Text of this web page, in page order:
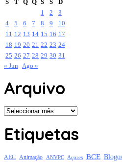
S
T Q Q S S
D
1
2
3
4
5 6 7 8 9
10
11 12 13 14 15 16 17
18 19 20 21 22 23 24
25 26 27 28 29 30 31
« Jun Ago »
Arquivo
Arquivo
Etiquetas
AEC Animação ANVPC Açores BCE